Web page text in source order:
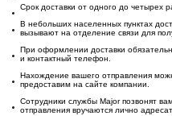
Срок доставки от одного до четырех
В небольших населенных пунктах
вызывают на отделение связи для
При оформлении доставки
и контактный телефон.
Нахождение вашего отправления
предоставим на сайте компании.
Сотрудники службы Major позвонят
отправления вручаются лично